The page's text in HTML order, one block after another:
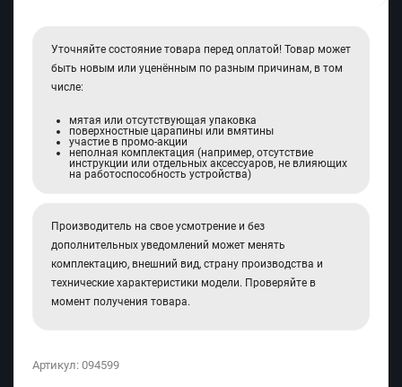
Уточняйте состояние товара перед оплатой! Товар может
быть новым или уценённым по разным причинам, в том
числе:
мятая или отсутствующая упаковка
поверхностные царапины или вмятины
участие в промо-акции
неполная комплектация (например, отсутствие
инструкции или отдельных аксессуаров, не влияющих
на работоспособность устройства)
Производитель на свое усмотрение и без
дополнительных уведомлений может менять
комплектацию, внешний вид, страну производства и
технические характеристики модели. Проверяйте в
момент получения товара.
Артикул: 094599